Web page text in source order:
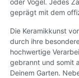
oder Vogel. Jedes
geprägt mit dem
Die Keramikkunst
durch ihre
hochwertige
gebrannt und somit
Deinem Garten.